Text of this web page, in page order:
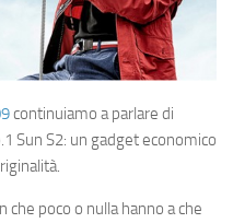
continuiamo a parlare di
Sun S2: un gadget economico
poco o nulla hanno a che